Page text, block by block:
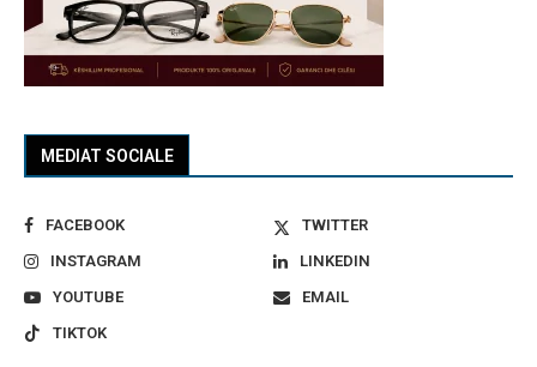
MEDIAT SOCIALE
FACEBOOK
TWITTER
INSTAGRAM
LINKEDIN
YOUTUBE
EMAIL
TIKTOK